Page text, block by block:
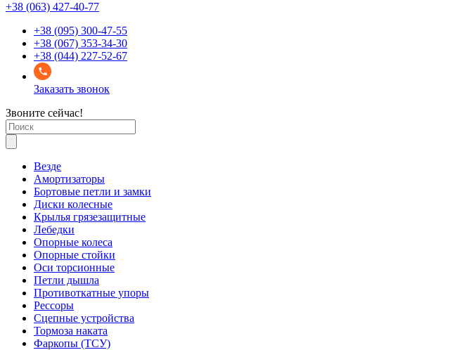
+38 (063) 427-40-77
+38 (095) 300-47-55
+38 (067) 353-34-30
+38 (044) 227-52-67
Заказать звонок
Звоните сейчас!
Везде
Амортизаторы
Бортовые петли и замки
Диски колесные
Крылья грязезащитные
Лебедки
Опорные колеса
Опорные стойки
Оси торсионные
Петли дышла
Противоткатные упоры
Рессоры
Сцепные устройства
Тормоза наката
Фаркопы (ТСУ)